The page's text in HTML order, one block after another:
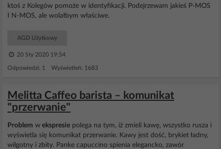
ktoś z Kolegów pomoże w identyfikacji. Podejrzewam jakieś P-MOS
I N-MOS, ale wolałbym właściwe.
AGD Użytkowy
20 Sty 2020 19:54
Odpowiedzi: 1 Wyświetleń: 1683
Melitta Caffeo barista – komunikat
"przerwanie"
Problem w ekspresie polega na tym, iż zmieli kawę, wszystko rusza i
wyświetla się komunikat przerwanie. Kawy jest dość, brykiet ładny,
wilgotny i zbity. Panke capuccino spienia elegancko, zawór